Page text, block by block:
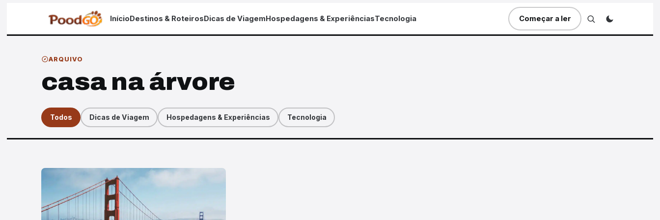
Início Destinos & Roteiros Dicas de Viagem Hospedagens & ExperiênciasTecnologia Começar a ler
ARQUIVO
casa na árvore
Todos Dicas de Viagem Hospedagens & Experiências Tecnologia
Artigos